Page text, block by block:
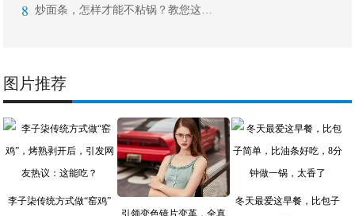
8 炒面条，怎样才能不粘锅？教您这样做，
图片推荐
李子柒传统方式做“窑鸡”
引领变色镜片变革，全真
冬天最爱这早餐，比包子